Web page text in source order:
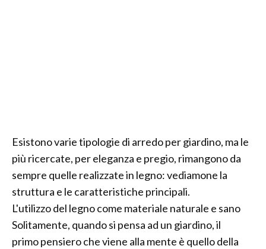
Esistono varie tipologie di arredo per giardino, ma le
più ricercate, per eleganza e pregio, rimangono da
sempre quelle realizzate in legno: vediamone la
struttura e le caratteristiche principali.
L'utilizzo del legno come materiale naturale e sano
Solitamente, quando si pensa ad un giardino, il
primo pensiero che viene alla mente è quello della